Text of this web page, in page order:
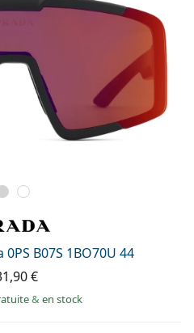
B07S 1BO70U 44
€
& en stock